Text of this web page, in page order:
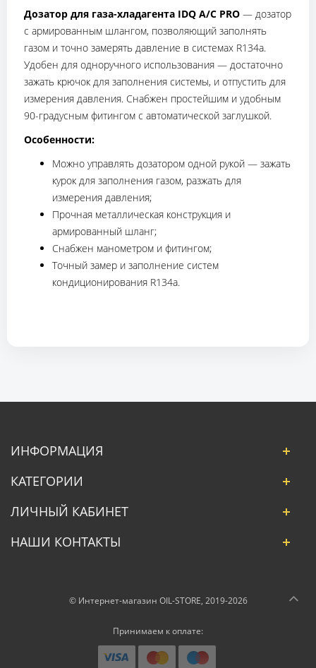
Дозатор для газа-хладагента IDQ A/C PRO — дозатор
с армированным шлангом, позволяющий заполнять
газом и точно замерять давление в системах R134a.
Удобен для одноручного использования — достаточно
зажать крючок для заполнения системы, и отпустить для
измерения давления. Снабжен простейшим и удобным
90-градусным фитингом с автоматической заглушкой.
Особенности:
Можно управлять дозатором одной рукой — зажать
курок для заполнения газом, разжать для
измерения давления;
Прочная металлическая конструкция и
армированный шланг;
Снабжен манометром и фитингом;
Точный замер и заполнение систем
кондиционирования R134a.
ИНФОРМАЦИЯ
КАТЕГОРИИ
ЛИЧНЫЙ КАБИНЕТ
НАШИ КОНТАКТЫ
© Интернет-магазин OIL-STORE, 2019-2026
Принимаем к оплате: